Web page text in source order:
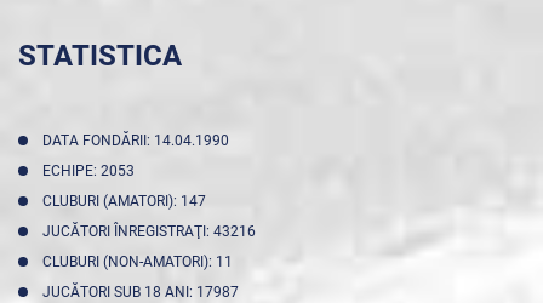
STATISTICA
DATA FONDĂRII: 14.04.1990
ECHIPE: 2053
CLUBURI (AMATORI): 147
JUCĂTORI ÎNREGISTRAŢI: 43216
CLUBURI (NON-AMATORI): 11
JUCĂTORI SUB 18 ANI: 17987